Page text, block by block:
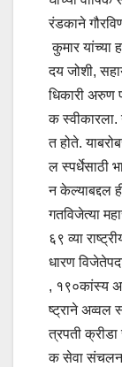
रंडकाने
कुमार
दय जोशी,
धिकारी अरुण
क स्वीकारला.
त होते.
ल स्पर्धेसाठी
न केल्याबद्दल
गतविजेत्या
६९ व्या
धारण
, १९०कांस्य
ष्ट्राने अव्वल
त्रपती
क सेवा